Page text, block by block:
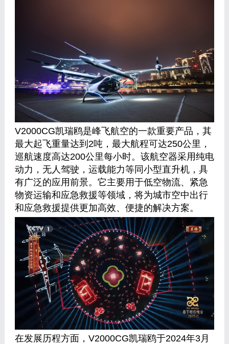
V2000CG凯瑞鸥是峰飞航空的一款重要产品，其
最大起飞重量达到2吨，最大航程可达250公里，
巡航速度高达200公里每小时。该航空器采用纯电
动力，无人驾驶，运载能力等同小型直升机，具
有广泛的应用前景。它主要用于低空物流、紧急
物资运输和应急救援等领域，将为城市空中出行
和应急救援提供更加高效、便捷的解决方案。
在发展历程方面，V2000CG凯瑞鸥于2024年3月